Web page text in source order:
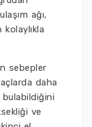
ağı,
sebepler
daha
ve